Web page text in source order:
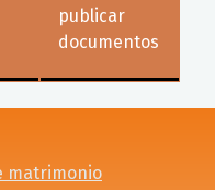
publicar
documentos
matrimonio